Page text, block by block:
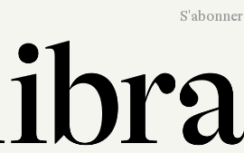
S'abonner